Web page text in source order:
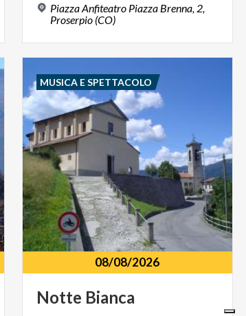
Piazza Anfiteatro Piazza Brenna, 2,
Proserpio (CO)
08/08/2026
Notte Bianca
MUSICA E SPETTACOLO